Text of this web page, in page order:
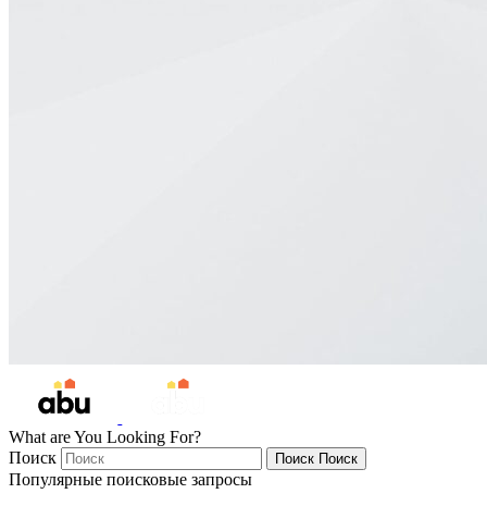
What are You Looking For?
Поиск
Поиск Поиск
Популярные поисковые запросы